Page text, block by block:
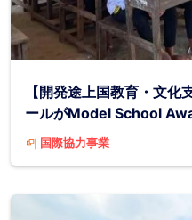
【開発途上国教育・文化
ールがModel School
国際協力事業